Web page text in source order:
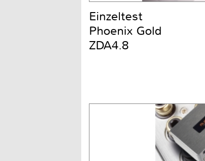
Einzeltest
Phoenix Gold
ZDA4.8